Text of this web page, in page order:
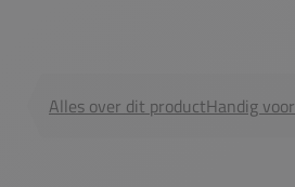
Alles over dit productHandig